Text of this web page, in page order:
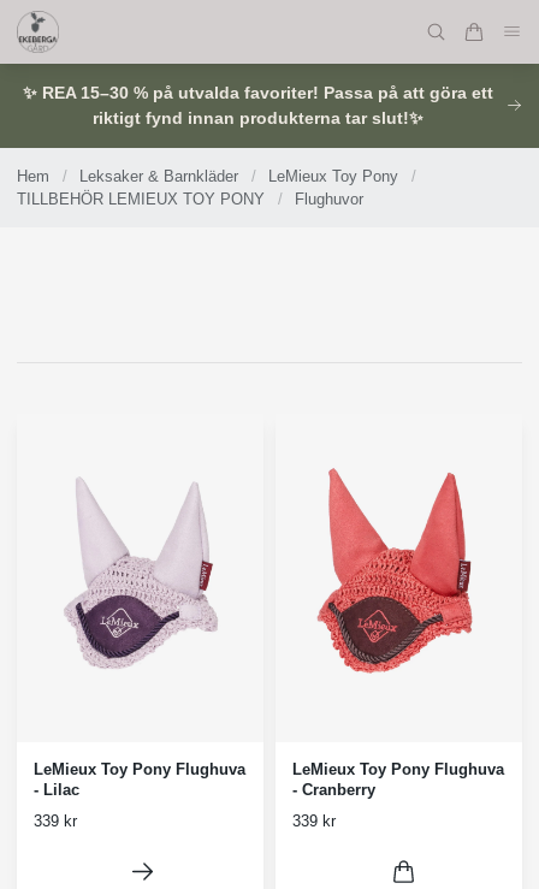
✨ REA 15–30 % på utvalda favoriter! Passa på att göra ett
riktigt fynd innan produkterna tar slut!✨
Hem / Leksaker & Barnkläder / LeMieux Toy Pony
/
TILLBEHÖR LEMIEUX TOY PONY
/ Flughuvor
LeMieux Toy Pony Flughuva
- Lilac
339 kr
LeMieux Toy Pony Flughuva
- Cranberry
339 kr